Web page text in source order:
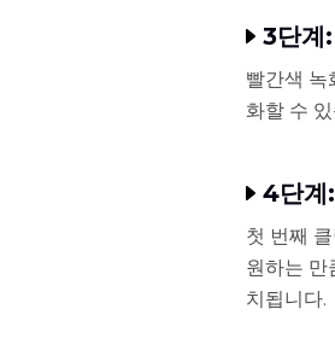
3단계
빨간색 녹
화할 수
4단계
첫 번째
원하는 만
치됩니다.